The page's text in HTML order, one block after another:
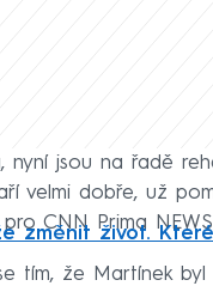
jsou na řadě
velmi dobře, už
CNN Prima
změnit život.
tím, že Martínek